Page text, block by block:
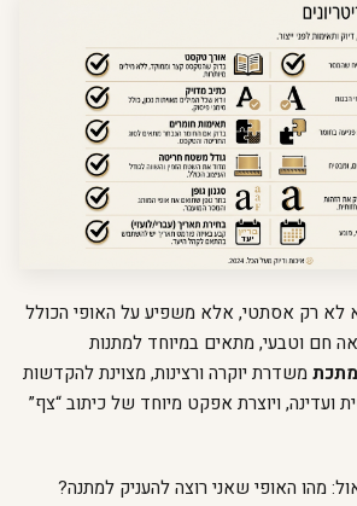
לא רק אסתטי, אלא משפיע על האופי הכולל
חם וטבעי, מתאים במיוחד למתנות
מתכת משדרת יוקרה ורצינות, מצוינת להקדשות
ועדינה, ויוצרת אפקט מיוחד של כיתוב “צף”
מהו האופי שאני רוצה להעניק למתנה?